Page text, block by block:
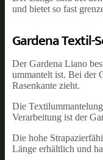
und bietet so fast
Gardena Textil-
Der Gardena Liano
ummantelt ist. Bei der
Rasenkante zieht.
Die
Verarbeitung ist der
Die hohe
Länge erhältlich und